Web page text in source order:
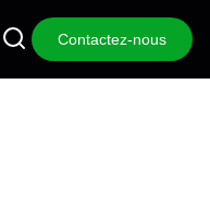
Contactez-nous